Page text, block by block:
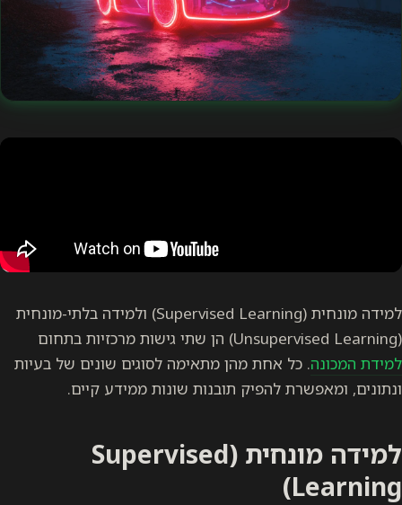
למידה מונחית (Supervised Learning) ולמידה בלתי-מונחית
(Unsupervised Learning) הן שתי גישות מרכזיות בתחום
למידת המכונה. כל אחת מהן מתאימה לסוגים שונים של בעיות
ונתונים, ומאפשרת להפיק תובנות שונות ממידע קיים.
למידה מונחית (Supervised
Learning)